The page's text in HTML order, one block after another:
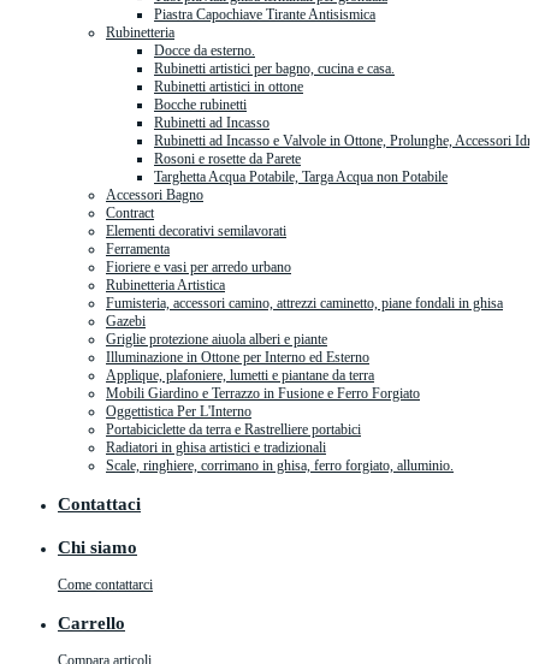
Piastra Capochiave Tirante Antisismica
Rubinetteria
Docce da esterno.
Rubinetti artistici per bagno, cucina e casa.
Rubinetti artistici in ottone
Bocche rubinetti
Rubinetti ad Incasso
Rubinetti ad Incasso e Valvole in Ottone, Prolunghe, Accessori
Rosoni e rosette da Parete
Targhetta Acqua Potabile, Targa Acqua non Potabile
Accessori Bagno
Contract
Elementi decorativi semilavorati
Ferramenta
Fioriere e vasi per arredo urbano
Rubinetteria Artistica
Fumisteria, accessori camino, attrezzi caminetto, piane fondali in ghisa
Gazebi
Griglie protezione aiuola alberi e piante
Illuminazione in Ottone per Interno ed Esterno
Applique, plafoniere, lumetti e piantane da terra
Mobili Giardino e Terrazzo in Fusione e Ferro Forgiato
Oggettistica Per L'Interno
Portabiciclette da terra e Rastrelliere portabici
Radiatori in ghisa artistici e tradizionali
Scale, ringhiere, corrimano in ghisa, ferro forgiato, alluminio.
Contattaci
Chi siamo
Come contattarci
Carrello
Compara articoli